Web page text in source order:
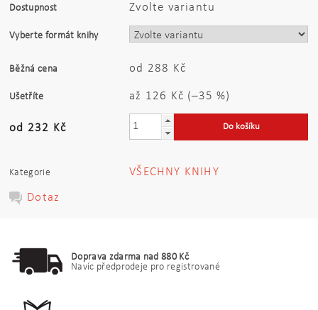
Dostupnost Zvolte variantu
Vyberte formát knihy
Běžná cena od 288 Kč
Ušetříte až 126 Kč (–35 %)
od 232 Kč
Kategorie VŠECHNY KNIHY
Dotaz
Doprava zdarma nad 880 Kč
Navíc předprodeje pro registrované